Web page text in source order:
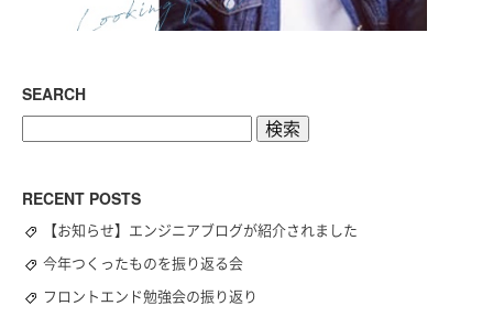
SEARCH
RECENT POSTS
【お知らせ】エンジニアブログが紹介されました
今年つくったものを振り返る会
フロントエンド勉強会の振り返り